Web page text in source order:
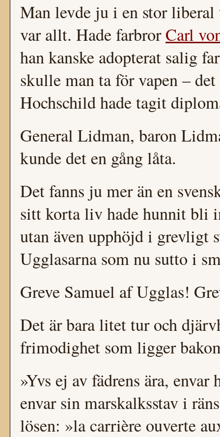
Man levde ju i en stor
var allt. Hade farbrorCarl
han kanske adopterat salig
skulle man ta för vapen –
Hochschild hade tagit
General Lidman, baron
kunde det en gång låta.
Det fanns ju mer än en
sitt korta liv hade hunnit bli
utan även upphöjd i grevligt
Ugglasarna som nu sutto i
Greve Samuel af Ugglas!
Det är bara litet tur och
frimodighet som ligger
»Yvs ej av fädrens ära,
envar sin marskalksstav i
lösen: »la carrière ouverte